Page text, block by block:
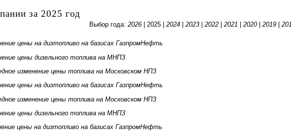
за 2025 год
Выбор года: 2026 | 2025 | 2024 2023 2022 2021 2020| 2019
цены на дизтопливо на базисах ГазпромНефть
цены дизельного топлива на МНПЗ
изменение цены топлива на Московском НПЗ
цены на дизтопливо на базисах ГазпромНефть
изменение цены топлива на Московском НПЗ
цены дизельного топлива на МНПЗ
цены на дизтопливо на базисах ГазпромНефть